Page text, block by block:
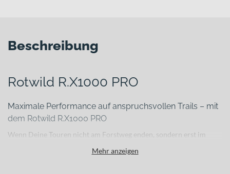
Beschreibung
Rotwild R.X1000 PRO
Maximale Performance auf anspruchsvollen Trails – mit
dem Rotwild R.X1000 PRO
Wenn Deine Touren nicht am Forstweg enden, sondern erst im
brauchst Du ein E-Mountainbike, das kompromisslos auf Leistung
Mehr anzeigen